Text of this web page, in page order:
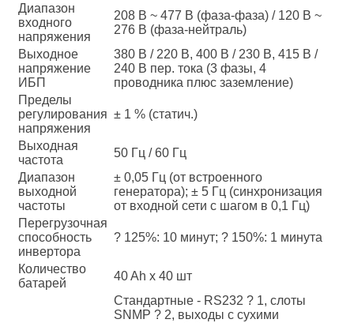
Диапазон
входного
напряжения
208 В ~ 477 В (фаза-фаза) / 120 В ~
276 В (фаза-нейтраль)
Выходное
напряжение
ИБП
380 В / 220 В, 400 В / 230 В, 415 В /
240 В пер. тока (3 фазы, 4
проводника плюс заземление)
Пределы
регулирования
напряжения
± 1 % (статич.)
Выходная
частота
50 Гц / 60 Гц
Диапазон
выходной
частоты
± 0,05 Гц (от встроенного
генератора); ± 5 Гц (синхронизация
от входной сети с шагом в 0,1 Гц)
Перегрузочная
способность
инвертора
? 125%: 10 минут; ? 150%: 1 минута
Количество
батарей
40 Ah x 40 шт
Стандартные - RS232 ? 1, слоты
SNMP ? 2, выходы с сухими